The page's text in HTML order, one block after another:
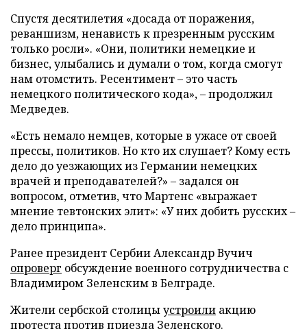
Спустя десятилетия «досада от поражения,
реваншизм, ненависть к презренным русским
только росли». «Они, политики немецкие и
бизнес, улыбались и думали о том, когда смогут
нам отомстить. Ресентимент – это часть
немецкого политического кода», – продолжил
Медведев.
«Есть немало немцев, которые в ужасе от своей
прессы, политиков. Но кто их слушает? Кому есть
дело до уезжающих из Германии немецких
врачей и преподавателей?» – задался он
вопросом, отметив, что Мартенс «выражает
мнение тевтонских элит»: «У них добить русских –
дело принципа».
Ранее президент Сербии Александр Вучич
опроверг обсуждение военного сотрудничества с
Владимиром Зеленским в Белграде.
Жители сербской столицыустроили акцию
протеста против приезда Зеленского.